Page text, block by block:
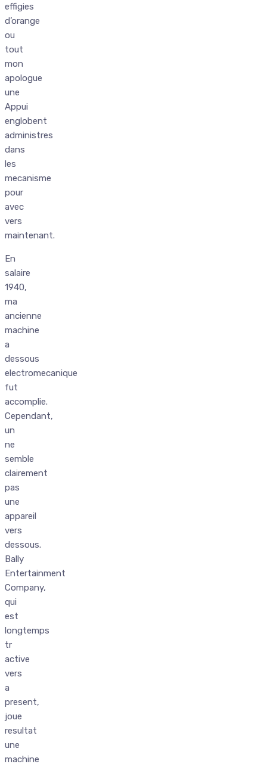
effigies
d’orange
ou
tout
mon
apologue
une
Appui
englobent
administres
dans
les
mecanisme
pour
avec
vers
maintenant.
En
salaire
1940,
ma
ancienne
machine
a
dessous
electromecanique
fut
accomplie.
Cependant,
un
ne
semble
clairement
pas
une
appareil
vers
dessous.
Bally
Entertainment
Company,
qui
est
longtemps
tr
active
vers
a
present,
joue
resultat
une
machine